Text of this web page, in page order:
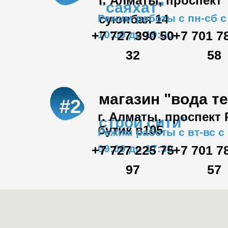
"саяхат"
суюнбая 14
магазин "вода
строй сити"
г. Алматы, проспект
бутик в105
Режим работы с пн-сб с
10:00 до 19:00
Режим работы с вт-вс с
09:00 до 17:30
+7 701
58
+7 727 390 50
32
+7 701
57
+7 727 225 75
97
#2